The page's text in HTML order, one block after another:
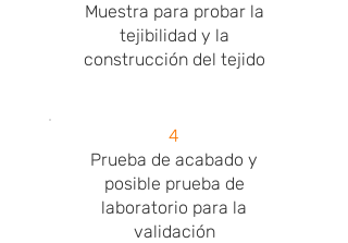
Muestra para probar la
tejibilidad y la
construcción del tejido
4
Prueba de acabado y
posible prueba de
laboratorio para la
validación